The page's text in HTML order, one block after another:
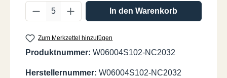
Produkt Anzahl: Gib den gewünschten
In den Warenkorb
Zum Merkzettel hinzufügen
Produktnummer: W06004S102-NC2032
Herstellernummer: W06004S102-NC2032